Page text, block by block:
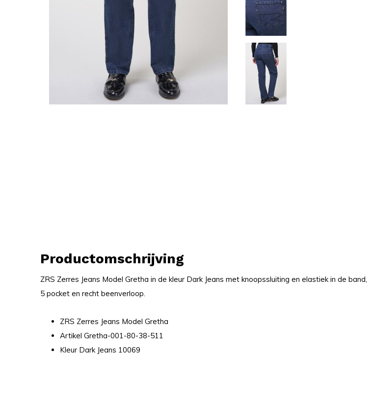
Productomschrijving
ZRS Zerres Jeans Model Gretha in de kleur Dark Jeans met knoopssluiting en elastiek in de band,
5 pocket en recht beenverloop.
ZRS Zerres Jeans Model Gretha
Artikel Gretha-001-80-38-511
Kleur Dark Jeans 10069